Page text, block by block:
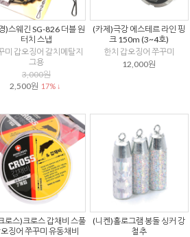
)스웨긴 SG-826 더블 원
터치 스냅
미 갑오징어 갈치메탈지
그용
3,000원
2,500원 17% ↓
(카제)극강 에스테르 라인 핑
크 150m (3~4호)
한치 갑오징어 쭈꾸미
12,000원
로스)크로스 갑채비 스풀
징어 쭈꾸미 유동채비
(니켄)홀로그램 봉돌 싱커 강
철추